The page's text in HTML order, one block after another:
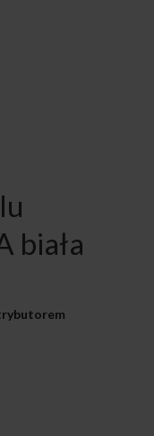
biała